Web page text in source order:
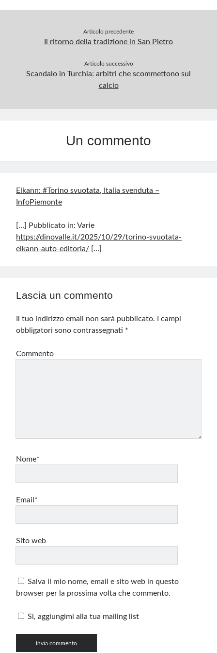
Articolo precedente
Il ritorno della tradizione in San Pietro
Articolo successivo
Scandalo in Turchia: arbitri che scommettono sul
calcio
Un commento
Elkann: #Torino svuotata, Italia svenduta –
InfoPiemonte
[…] Pubblicato in: Varie
https://dinovalle.it/2025/10/29/torino-svuotata-
elkann-auto-editoria/ […]
Lascia un commento
Il tuo indirizzo email non sarà pubblicato.
I campi
obbligatori sono contrassegnati *
Commento
Nome*
Email*
Sito web
Salva il mio nome, email e sito web in questo
browser per la prossima volta che commento.
Si, aggiungimi alla tua mailing list